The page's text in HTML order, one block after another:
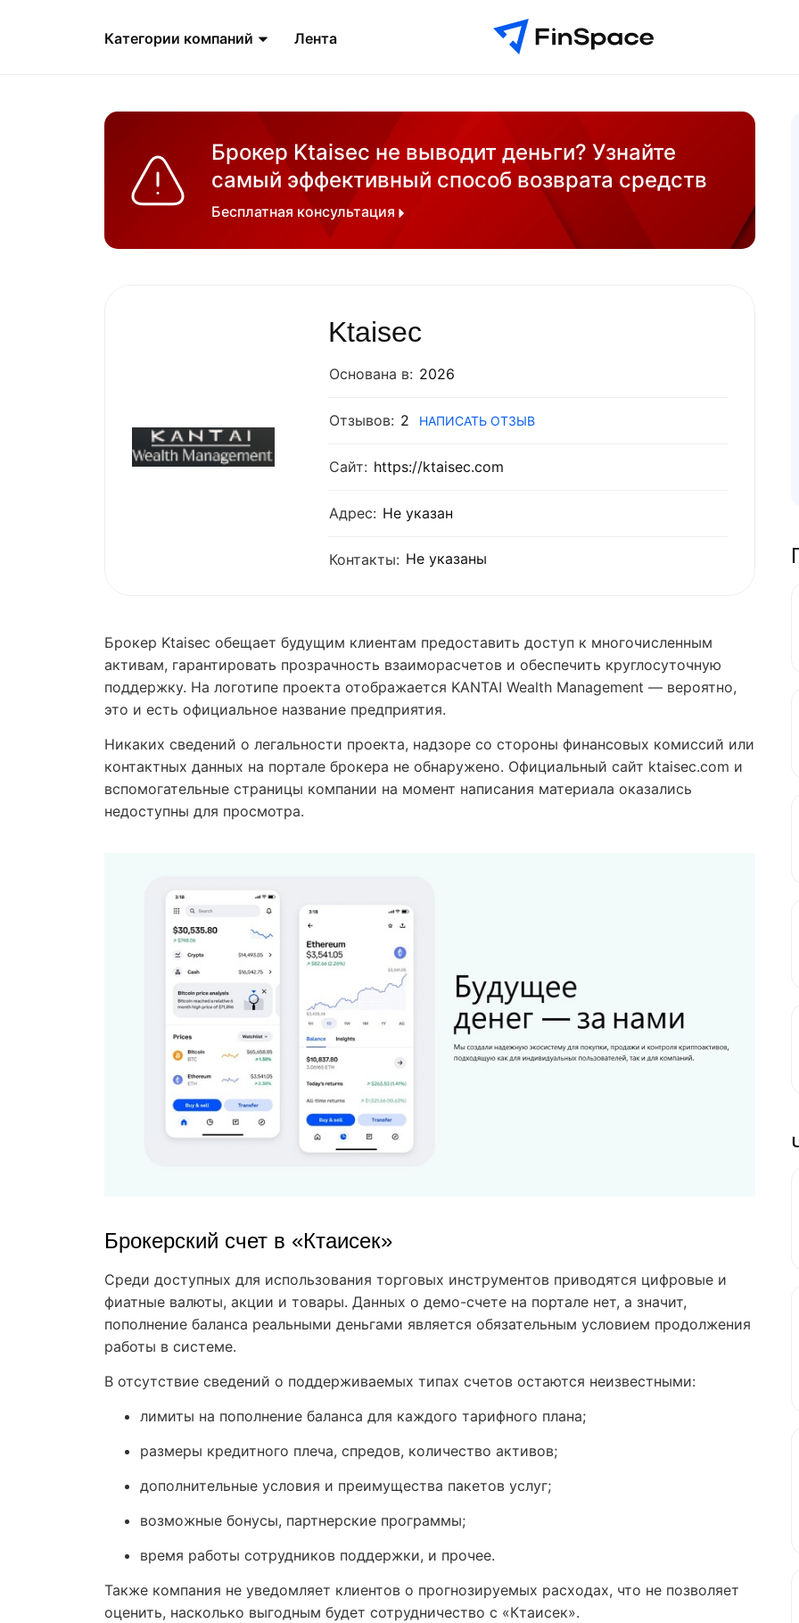
Категории компаний Лента
Брокер Ktaisec не выводит деньги? Узнайте
самый эффективный способ возврата средств
Бесплатная консультация
Ktaisec
Основана в: 2026
Отзывов: 2 НАПИСАТЬ ОТЗЫВ
Сайт: https://ktaisec.com
Адрес: Не указан
Контакты: Не указаны
Брокер Ktaisec обещает будущим клиентам предоставить доступ к многочисленным
активам, гарантировать прозрачность взаиморасчетов и обеспечить круглосуточную
поддержку. На логотипе проекта отображается KANTAI Wealth Management — вероятно,
это и есть официальное название предприятия.
Никаких сведений о легальности проекта, надзоре со стороны финансовых комиссий или
контактных данных на портале брокера не обнаружено. Официальный сайт ktaisec.com и
вспомогательные страницы компании на момент написания материала оказались
недоступны для просмотра.
Брокерский счет в «Ктаисек»
Среди доступных для использования торговых инструментов приводятся цифровые и
фиатные валюты, акции и товары. Данных о демо-счете на портале нет, а значит,
пополнение баланса реальными деньгами является обязательным условием продолжения
работы в системе.
В отсутствие сведений о поддерживаемых типах счетов остаются неизвестными:
лимиты на пополнение баланса для каждого тарифного плана;
размеры кредитного плеча, спредов, количество активов;
дополнительные условия и преимущества пакетов услуг;
возможные бонусы, партнерские программы;
время работы сотрудников поддержки, и прочее.
Также компания не уведомляет клиентов о прогнозируемых расходах, что не позволяет
оценить, насколько выгодным будет сотрудничество с «Ктаисек».